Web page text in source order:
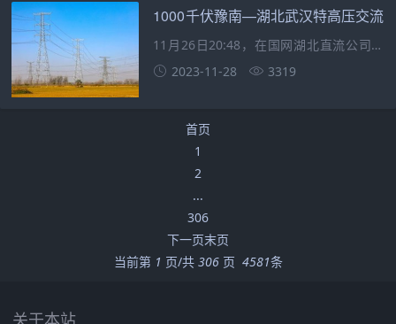
1000千伏豫南—湖北武汉特高压交流
输变电工程正式投产送电！
11月26日20:48，在国网湖北直流公司特
高压武汉换流变电站控制室，当班值长向
2023-11-28 3319
首页
1
2
...
306
下一页末页
当前第 1 页/共306 页 4581条
关于本站